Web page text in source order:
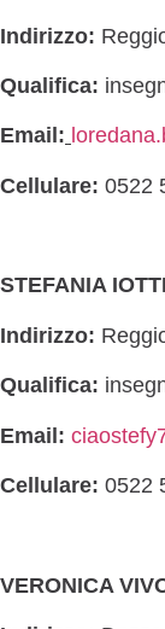
Indirizzo:
Qualifica:
Email:
Cellulare: 0522
STEFANIA IOTTI
Indirizzo:
Qualifica:
Email:
Cellulare: 0522
VERONICA